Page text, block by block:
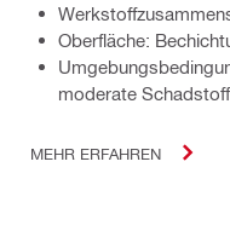
Oberfläche:
moderate
MEHR ERFAHREN